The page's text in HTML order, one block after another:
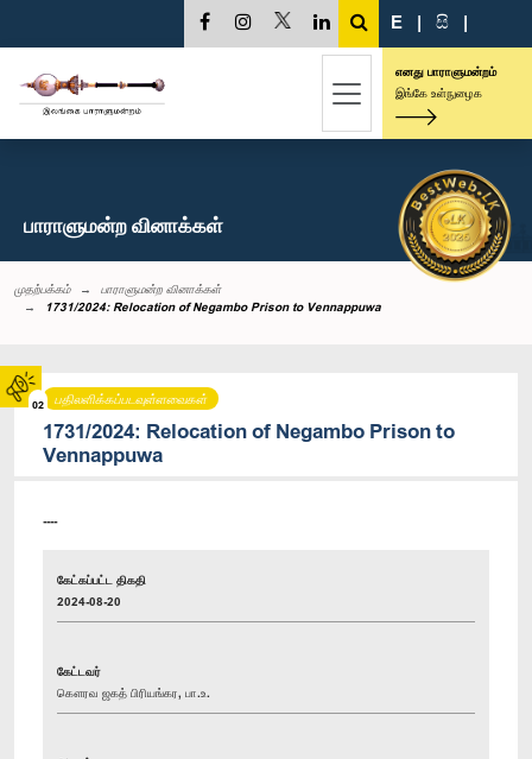
02
E | සි |
எனது பாராளுமன்றம்
இங்கே உள்நுழைக
பாராளுமன்ற வினாக்கள்
முதற்பக்கம்
பாராளுமன்ற வினாக்கள்
1731/2024: Relocation of Negambo Prison to Vennappuwa
பதிலளிக்கப்படவுள்ளவைகள்
1731/2024: Relocation of Negambo Prison to
Vennappuwa
----
கேட்கப்பட்ட திகதி
2024-08-20
கேட்டவர்
கௌரவ ஜகத் பிரியங்கர, பா.உ.